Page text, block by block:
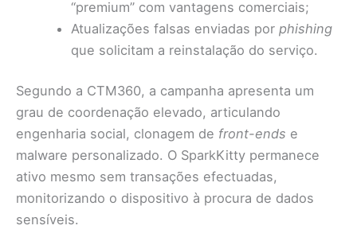
“premium” com vantagens comerciais;
Atualizações falsas enviadas porphishing
que solicitam a reinstalação do serviço.
Segundo a CTM360, a campanha apresenta um
grau de coordenação elevado, articulando
engenharia social, clonagem de front-ends e
malware personalizado. O SparkKitty permanece
ativo mesmo sem transações efectuadas,
monitorizando o dispositivo à procura de dados
sensíveis.